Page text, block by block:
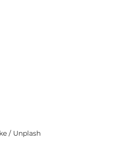
/ Unplash